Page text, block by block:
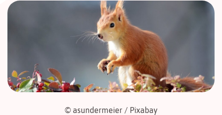
© asundermeier / Pixabay